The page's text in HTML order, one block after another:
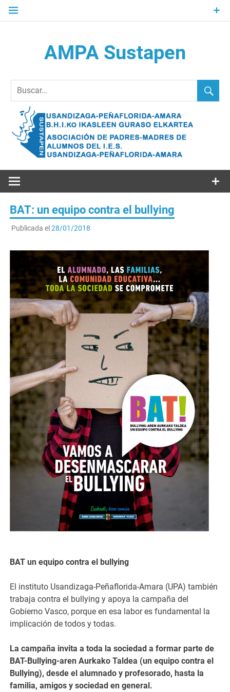
Saltar
AMPA Sustapen
Elkartea Asociación de Padres-Madres de Alumnos del I.E.S.
BAT: un equipo contra el bullying
Publicada el 28/01/2018
BAT un equipo contra el bullying
El instituto Usandizaga-Peñaflorida-Amara (UPA) también
trabaja contra el bullying y apoya la campaña del
Gobierno Vasco, porque en esa labor es fundamental la
implicación de todos y todas.
La campaña invita a toda la sociedad a formar parte de
BAT-Bullying-aren Aurkako Taldea (un equipo contra el
Bullying), desde el alumnado y profesorado, hasta la
familia, amigos y sociedad en general.